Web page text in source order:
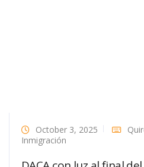
October 3, 2025
Inmigración